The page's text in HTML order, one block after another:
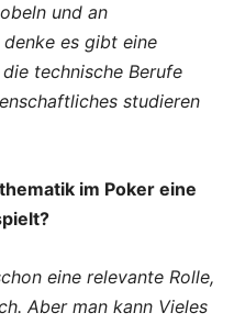
und an
es gibt eine
technische Berufe
studieren
im Poker eine
eine relevante Rolle,
Aber man kann Vieles